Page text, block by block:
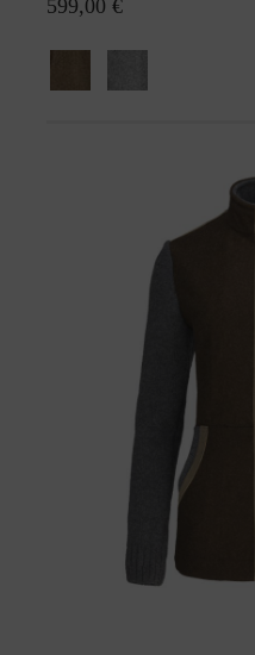
599,00 €